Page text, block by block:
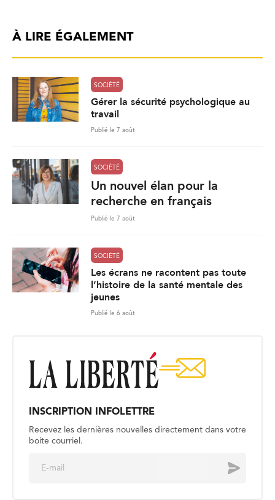
À LIRE ÉGALEMENT
SOCIÉTÉ
Gérer la sécurité psychologique au
travail
Publié le 7 août
SOCIÉTÉ
Un nouvel élan pour la
recherche en français
Publié le 7 août
SOCIÉTÉ
Les écrans ne racontent pas toute
l’histoire de la santé mentale des
jeunes
Publié le 6 août
INSCRIPTION INFOLETTRE
Recevez les dernières nouvelles directement dans votre
boite courriel.
Envoyer